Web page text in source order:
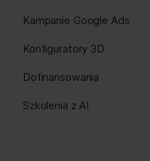
Kampanie Google Ads
Konfiguratory 3D
Dofinansowania
Szkolenia z AI